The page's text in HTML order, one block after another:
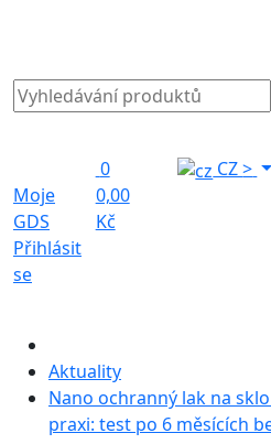
Moje
GDS
Přihlásit
se
0
0,00
Kč
CZ>
Aktuality
Nano ochranný lak na
praxi: test po 6 měsících